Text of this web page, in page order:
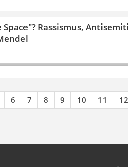
Space"? Rassismus,
6 7 8 9 10 11 12